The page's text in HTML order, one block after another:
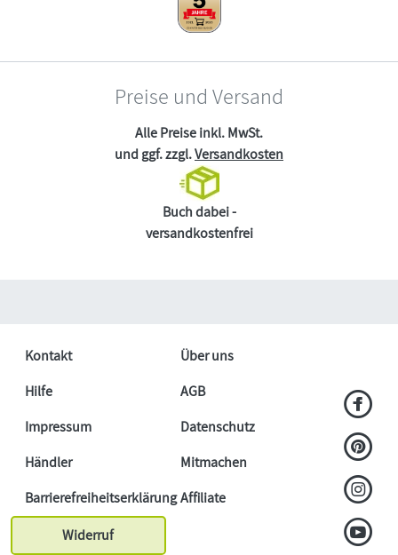
Preise und Versand
Alle Preise inkl. MwSt.
und ggf. zzgl.Versandkosten
Buch dabei -
versandkostenfrei
Kontakt
Über uns
Hilfe
AGB
Impressum
Datenschutz
Händler
Mitmachen
BarrierefreiheitserklärungAffiliate
Widerruf